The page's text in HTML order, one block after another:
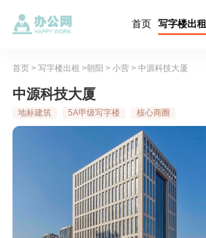
首页 写字楼出租
首页> 写字楼出租 >朝阳 > 小营> 中源科技大厦
中源科技大厦
地标建筑 5A甲级写字楼 核心商圈